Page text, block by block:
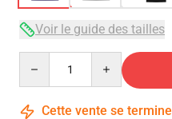
Voir le guide des tailles
Cette vente se